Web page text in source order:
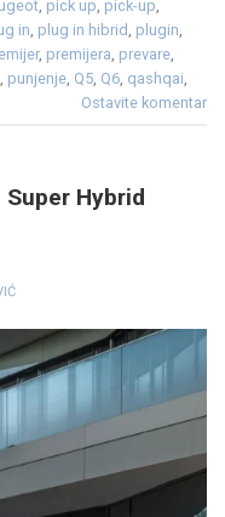
pick up pick-up
in plug in hibrid plugin
, premijera prevare
punjenje Q5 Q6 qashqai
Ostavite komentar
Super Hybrid